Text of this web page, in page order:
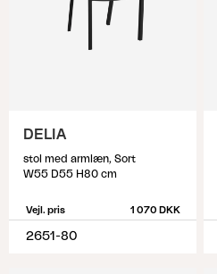
DELIA
stol med armlæn, Sort
W55 D55 H80 cm
Vejl. pris 1 070 DKK
2651-80